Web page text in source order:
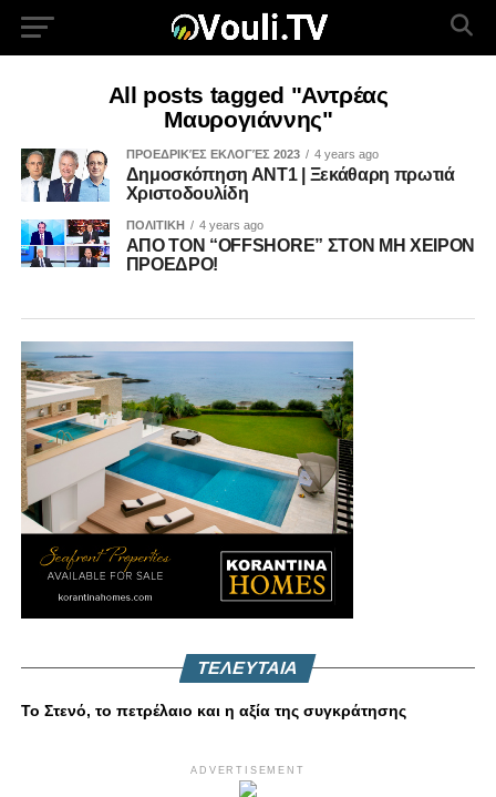
All posts tagged "Αντρέας
Μαυρογιάννης"
ΠΡΟΕΔΡΙΚΈΣ ΕΚΛΟΓΈΣ 2023 4 years ago
Δημοσκόπηση ΑΝΤ1 | Ξεκάθαρη πρωτιά
Χριστοδουλίδη
ΠΟΛΙΤΙΚΗ 4 years ago
ΑΠΟ ΤΟΝ “OFFSHORE” ΣΤΟΝ ΜΗ ΧΕΙΡΟΝ
ΠΡΟΕΔΡΟ!
ΤΕΛΕΥΤΑΙΑ
Το Στενό, το πετρέλαιο και η αξία της συγκράτησης
ADVERTISEMENT